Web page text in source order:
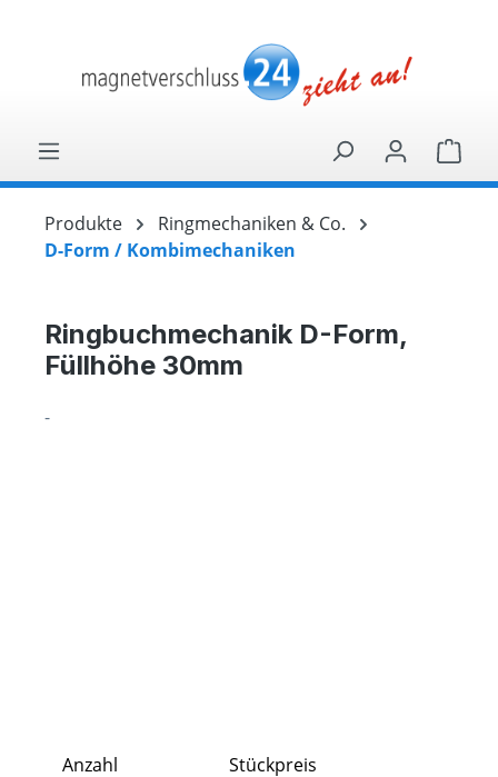
Produkte
Ringmechaniken & Co.
D-Form / Kombimechaniken
Ringbuchmechanik D-Form,
Füllhöhe 30mm
-
Anzahl Stückpreis